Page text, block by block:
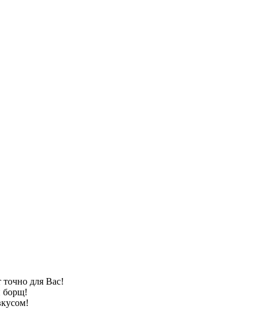
для Вас!
борщ!